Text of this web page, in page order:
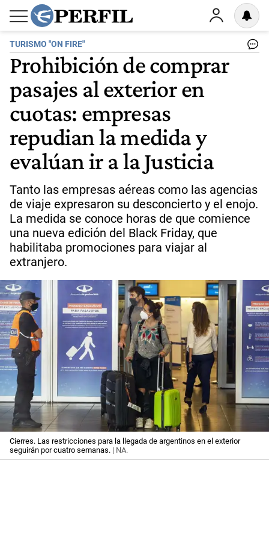
TURISMO "ON FIRE"
Prohibición de comprar
pasajes al exterior en
cuotas: empresas
repudian la medida y
evalúan ir a la Justicia
Tanto las empresas aéreas como las agencias
de viaje expresaron su desconcierto y el enojo.
La medida se conoce horas de que comience
una nueva edición del Black Friday, que
habilitaba promociones para viajar al
extranjero.
Cierres. Las restricciones para la llegada de argentinos en el exterior
seguirán por cuatro semanas. | NA.